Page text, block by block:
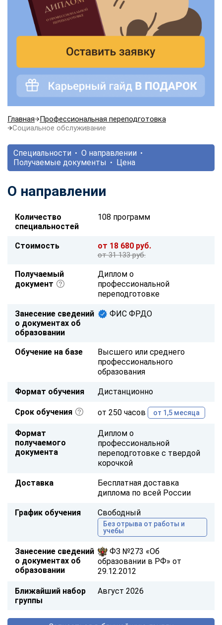
Главная
Профессиональная переподготовка
Социальное обслуживание
Специальности
О направлении
Получаемые документы
Цена
О направлении
Количество
специальностей
108 программ
Стоимость от 18 680 руб.
от 31 133 руб.
Получаемый
документ
Диплом о
профессиональной
переподготовке
Занесение сведений
о документах об
образовании
ФИС ФРДО
Обучение на базе
Высшего или среднего
профессионального
образования
Формат обучения Дистанционно
Срок обучения от 250 часов от 1,5 месяца
Формат
получаемого
документа
Диплом о
профессиональной
переподготовке с твердой
корочкой
Доставка
Бесплатная доставка
диплома по всей России
График обучения Свободный
Без отрыва от работы и
учебы
Занесение сведений
о документах об
образовании
ФЗ №273 «Об
образовании в РФ» от
29.12.2012
Ближайший набор
группы
Август 2026